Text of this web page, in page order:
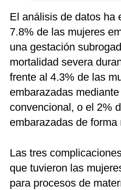
El análisis de datos ha
7.8% de las mujeres
una gestación
mortalidad severa
frente al 4.3% de las
embarazadas
convencional, o el 2%
embarazadas de forma
Las tres
que tuvieron las
para procesos de